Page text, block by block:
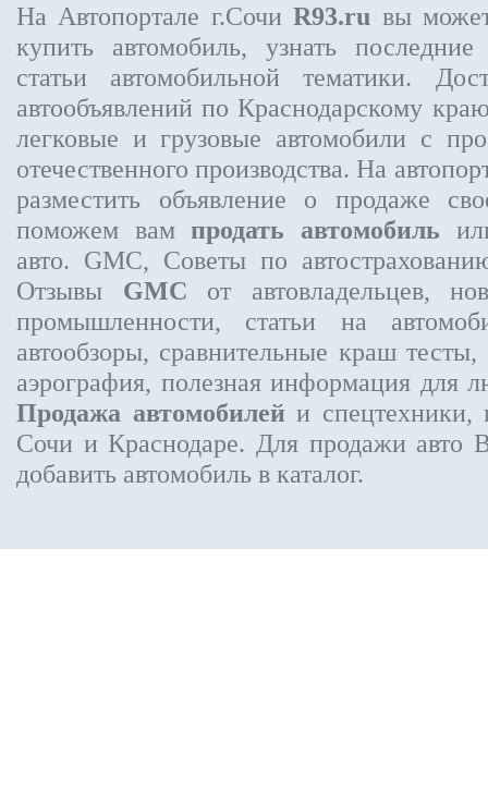
На Автопортале г.СочиR93.ru вы
купить автомобиль, узнать
статьи автомобильной тематики.
автообъявлений по Краснодарскому
легковые и грузовые автомобили с
отечественного производства. На
разместить объявление о продаже
поможем вампродать автомобиль
авто. GMC, Советы по
Отзывы GMC от автовладельцев,
промышленности, статьи на
автообзоры, сравнительные краш
аэрография, полезная информация для
Продажа автомобилей и спецтехники,
Сочи и Краснодаре. Для продажи авто
добавить автомобиль в каталог.